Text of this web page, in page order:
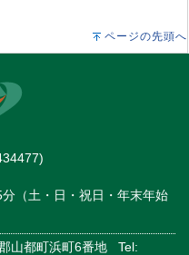
ページの先頭へ
（土・日・祝日・年末年始
都町浜町6番地 Tel: